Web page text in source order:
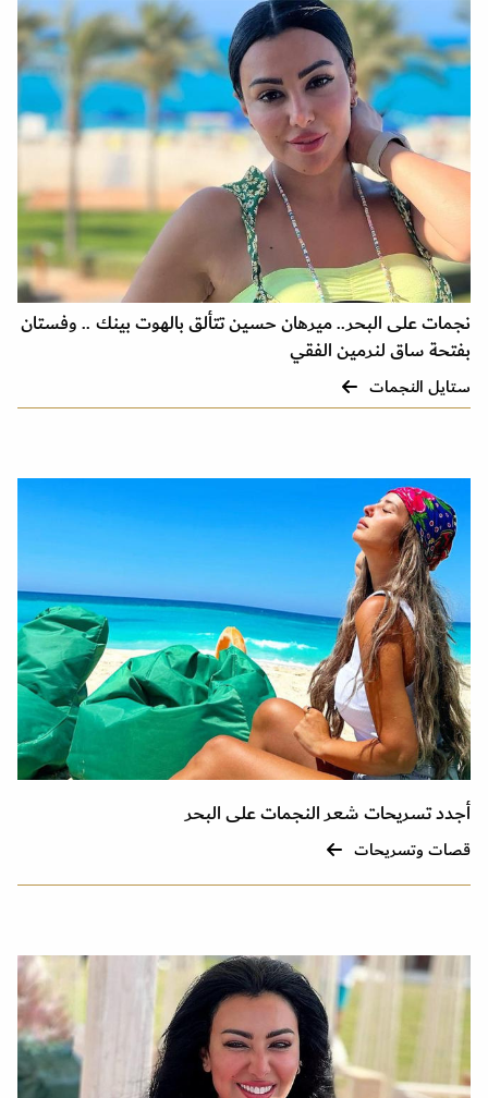
نجمات على البحر.. ميرهان حسين تتألق بالهوت بينك .. وفستان
بفتحة ساق لنرمين الفقي
ستايل النجمات
أجدد تسريحات شعر النجمات على البحر
قصات وتسريحات